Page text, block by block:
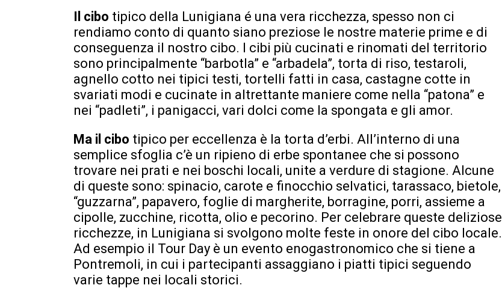
Il cibo tipico della Lunigiana é una vera ricchezza, spesso non ci
rendiamo conto di quanto siano preziose le nostre materie prime e di
conseguenza il nostro cibo. I cibi più cucinati e rinomati del territorio
sono principalmente “barbotla” e “arbadela”, torta di riso, testaroli,
agnello cotto nei tipici testi, tortelli fatti in casa, castagne cotte in
svariati modi e cucinate in altrettante maniere come nella “patona” e
nei “padleti”, i panigacci, vari dolci come la spongata e gli amor.
Ma il cibo tipico per eccellenza è la torta d’erbi. All’interno di una
semplice sfoglia c’è un ripieno di erbe spontanee che si possono
trovare nei prati e nei boschi locali, unite a verdure di stagione. Alcune
di queste sono: spinacio, carote e finocchio selvatici, tarassaco, bietole,
“guzzarna”, papavero, foglie di margherite, borragine, porri, assieme a
cipolle, zucchine, ricotta, olio e pecorino. Per celebrare queste deliziose
ricchezze, in Lunigiana si svolgono molte feste in onore del cibo locale.
Ad esempio il Tour Day è un evento enogastronomico che si tiene a
Pontremoli, in cui i partecipanti assaggiano i piatti tipici seguendo
varie tappe nei locali storici.